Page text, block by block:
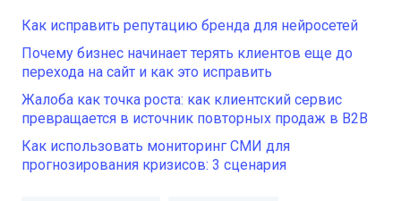
Как исправить репутацию бренда для нейросетей
Почему бизнес начинает терять клиентов еще до
перехода на сайт и как это исправить
Жалоба как точка роста: как клиентский сервис
превращается в источник повторных продаж в B2B
Как использовать мониторинг СМИ для
прогнозирования кризисов: 3 сценария